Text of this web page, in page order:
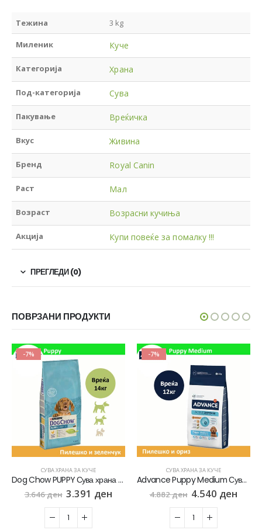
Тежина 3 kg
Миленик Куче
Категорија Храна
Под-категорија Сува
Пакување Вреќичка
Вкус Живина
Бренд Royal Canin
Раст Мал
Возраст Возрасни кучиња
Акција Купи повеќе за помалку !!!
ПРЕГЛЕДИ (0)
ПОВРЗАНИ ПРОДУКТИ
-7%
СУВА ХРАНА ЗА КУЧЕ
Dog Chow PUPPY Сува храна за Кученца со Пилешко [Вреќа 14кг]
3.646ден 3.391 ден
-7%
СУВА ХРАНА ЗА КУЧЕ
Advance Puppy Medium Сува храна за Кученца од Среден раст со Пилешко и ориз [Вреќа 12кг]
4.882ден 4.540 ден